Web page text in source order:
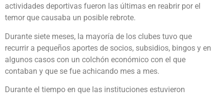
actividades deportivas fueron las últimas en reabrir por el
temor que causaba un posible rebrote.
Durante siete meses, la mayoría de los clubes tuvo que
recurrir a pequeños aportes de socios, subsidios, bingos y en
algunos casos con un colchón económico con el que
contaban y que se fue achicando mes a mes.
Durante el tiempo en que las instituciones estuvieron